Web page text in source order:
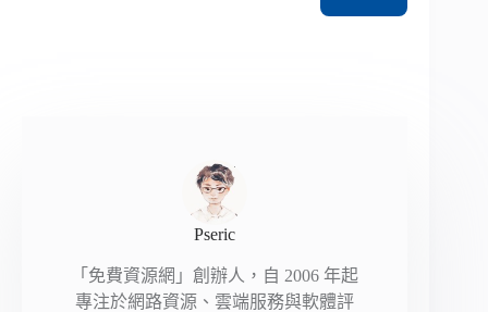
Pseric
「免費資源網」創辦人，自 2006 年起
專注於網路資源、雲端服務與軟體評